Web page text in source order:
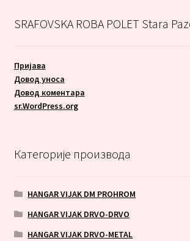
SRAFOVSKA ROBA POLET Stara
Пријава
Довод уноса
Довод коментара
sr.WordPress.org
Категорије производа
HANGAR VIJAK DM PROHROM
HANGAR VIJAK DRVO-DRVO
HANGAR VIJAK DRVO-METAL